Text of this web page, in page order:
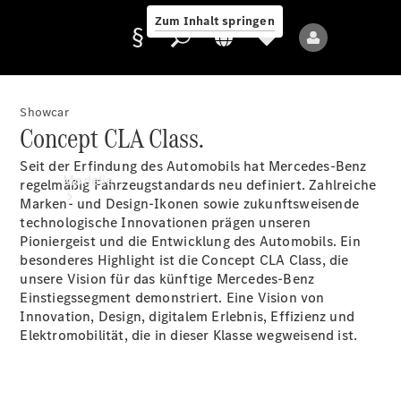
Zum Inhalt springen
Anbieter/Datenschutz
Modelle
Alle Modelle
Neue Modelle
Showcar
Concept CLA Class.
Seit der Erfindung des Automobils hat Mercedes-Benz
regelmäßig Fahrzeugstandards neu definiert. Zahlreiche
Marken- und Design-Ikonen sowie zukunftsweisende
technologische Innovationen prägen unseren
Pioniergeist und die Entwicklung des Automobils. Ein
besonderes Highlight ist die Concept CLA Class, die
unsere Vision für das künftige Mercedes-Benz
Einstiegssegment demonstriert. Eine Vision von
Innovation, Design, digitalem Erlebnis, Effizienz und
Elektromobilität, die in dieser Klasse wegweisend ist.